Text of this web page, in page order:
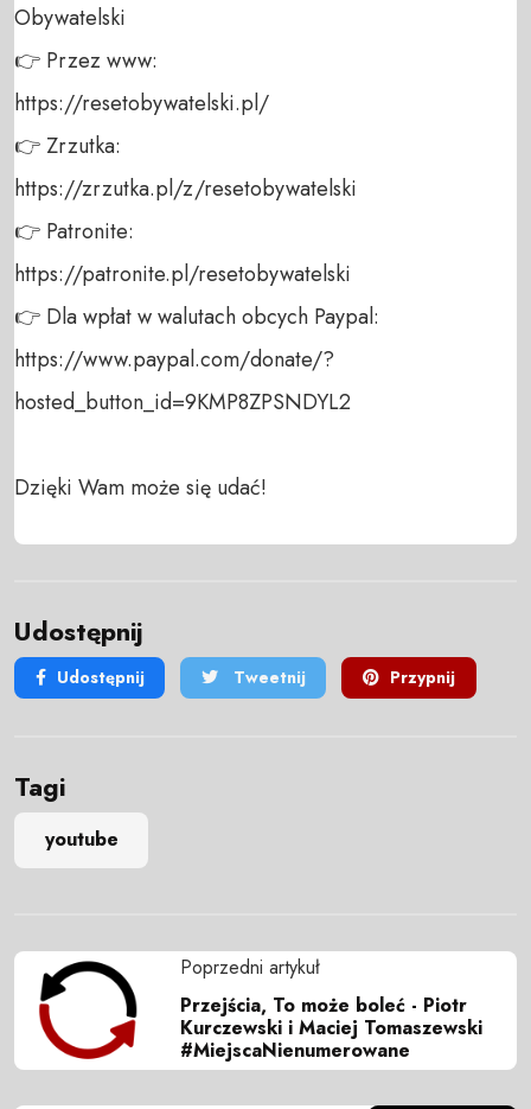
Obywatelski
👉 Przez www:
https://resetobywatelski.pl/
👉 Zrzutka:
https://zrzutka.pl/z/resetobywatelski
👉 Patronite:
https://patronite.pl/resetobywatelski
👉 Dla wpłat w walutach obcych Paypal:
https://www.paypal.com/donate/?
hosted_button_id=9KMP8ZPSNDYL2
Dzięki Wam może się udać!
Udostępnij
Udostępnij Tweetnij Przypnij
Tagi
youtube
Poprzedni artykuł
Przejścia, To może boleć - Piotr
Kurczewski i Maciej Tomaszewski
#MiejscaNienumerowane